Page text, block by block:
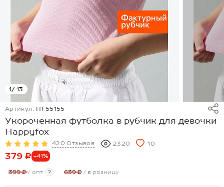
1/ 13
Артикул: HF55155
Укороченная футболка в рубчик для девочки
Happyfox
420 Отзывов 2320 10
379 ₽ -41%
399 ₽/ опт ? 639 ₽ / в розницу